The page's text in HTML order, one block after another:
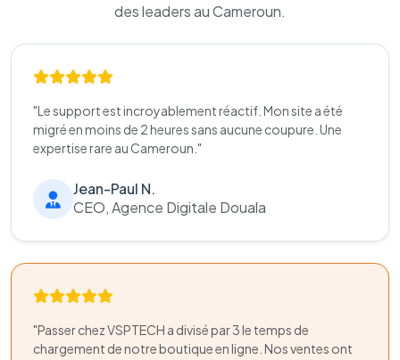
des leaders au Cameroun.
"Le support est incroyablement réactif. Mon site a été
migré en moins de 2 heures sans aucune coupure. Une
expertise rare au Cameroun."
Jean-Paul N.
CEO, Agence Digitale Douala
"Passer chez VSPTECH a divisé par 3 le temps de
chargement de notre boutique en ligne. Nos ventes ont